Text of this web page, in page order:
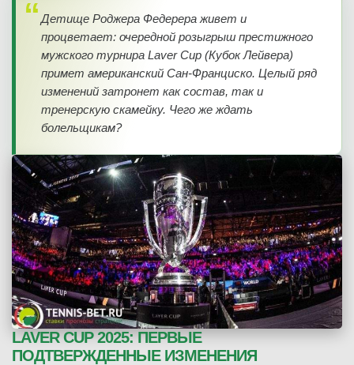
Детище Роджера Федерера живет и
процветает: очередной розыгрыш престижного
мужского турнира Laver Cup (Кубок Лейвера)
примет американский Сан-Франциско. Целый ряд
изменений затронет как состав, так и
тренерскую скамейку. Чего же ждать
болельщикам?
LAVER CUP 2025: ПЕРВЫЕ
ПОДТВЕРЖДЕННЫЕ ИЗМЕНЕНИЯ